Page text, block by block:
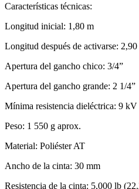
Características técnicas:
Longitud inicial: 1,80 m
Longitud después de activarse:
Apertura del gancho chico: 3/4”
Apertura del gancho grande: 2 1/4”
Mínima resistencia dieléctrica: 9
Peso: 1 550 g aprox.
Material: Poliéster AT
Ancho de la cinta: 30 mm
Resistencia de la cinta: 5,000 lb